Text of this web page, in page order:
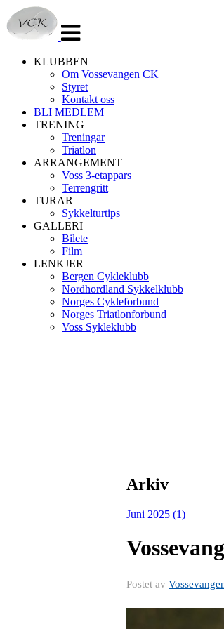
navigasjon
KLUBBEN
Om Vossevangen CK
Styret
Kontakt oss
BLI MEDLEM
TRENING
Treningar
Triatlon
ARRANGEMENT
Voss 3-etappars
Terrengritt
TURAR
Sykkelturtips
GALLERI
Bilete
Film
LENKJER
Bergen Cykleklubb
Nordhordland Sykkelklubb
Norges Cykleforbund
Norges Triatlonforbund
Voss Sykleklubb
Arkiv
Juni 2025 (1)
Postet av